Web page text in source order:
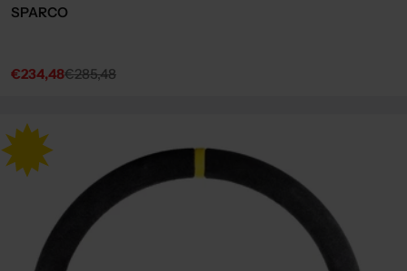
SPARCO
Sale
€234,48
Regular€285,48